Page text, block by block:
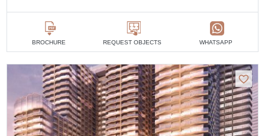
BROCHURE REQUEST OBJECTS WHATSAPP